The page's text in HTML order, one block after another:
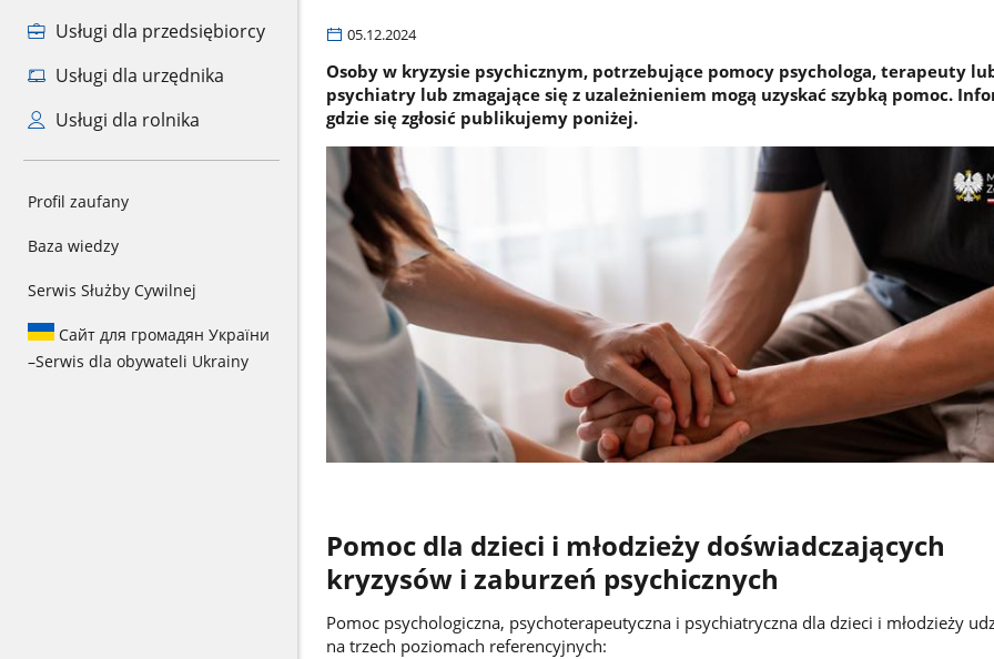
Usługi dla przedsiębiorcy
Usługi dla urzędnika
Usługi dla rolnika
Profil zaufany
Baza wiedzy
Serwis Służby Cywilnej
Сайт для громадян України
–Serwis dla obywateli Ukrainy
05.12.2024
Osoby w kryzysie psychicznym, potrzebujące pomocy psychologa, terapeuty
psychiatry lub zmagające się z uzależnieniem mogą uzyskać szybką pomoc.
gdzie się zgłosić publikujemy poniżej.
Pomoc dla dzieci i młodzieży doświadczających
kryzysów i zaburzeń psychicznych
Pomoc psychologiczna, psychoterapeutyczna i psychiatryczna dla dzieci i młodzieży
na trzech poziomach referencyjnych: